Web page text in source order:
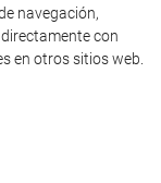
navegación,
con
en otros sitios web.